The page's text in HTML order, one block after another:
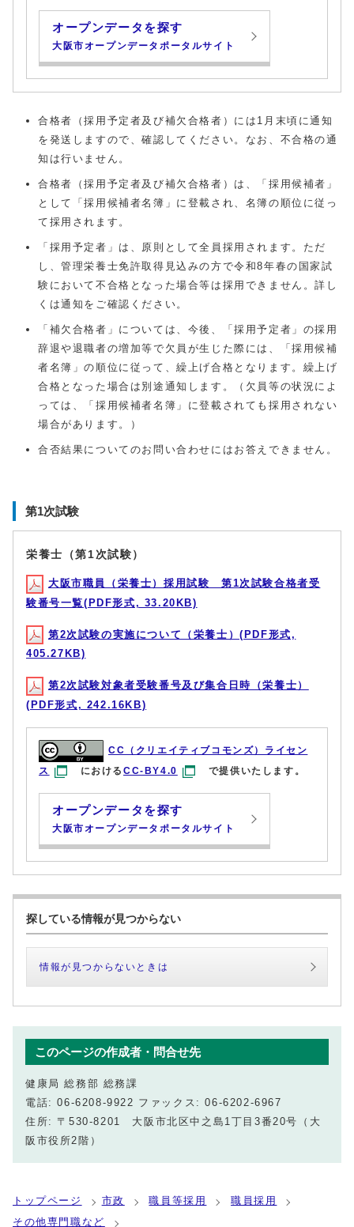
オープンデータを探す
大阪市オープンデータポータルサイト
合格者（採用予定者及び補欠合格者）には1月末頃に通知
を発送しますので、確認してください。なお、不合格の通
知は行いません。
合格者（採用予定者及び補欠合格者）は、「採用候補者」
として「採用候補者名簿」に登載され、名簿の順位に従っ
て採用されます。
「採用予定者」は、原則として全員採用されます。ただ
し、管理栄養士免許取得見込みの方で令和8年春の国家試
験において不合格となった場合等は採用できません。詳し
くは通知をご確認ください。
「補欠合格者」については、今後、「採用予定者」の採用
辞退や退職者の増加等で欠員が生じた際には、「採用候補
者名簿」の順位に従って、繰上げ合格となります。繰上げ
合格となった場合は別途通知します。（欠員等の状況によ
っては、「採用候補者名簿」に登載されても採用されない
場合があります。）
合否結果についてのお問い合わせにはお答えできません。
第1次試験
栄養士（第1次試験）
大阪市職員（栄養士）採用試験 第1次試験合格者受
験番号一覧(PDF形式, 33.20KB)
第2次試験の実施について（栄養士）(PDF形式,
405.27KB)
第2次試験対象者受験番号及び集合日時（栄養士）
(PDF形式, 242.16KB)
CC（クリエイティブコモンズ）ライセン
ス
におけるCC-BY4.0 で提供いたします。
オープンデータを探す
大阪市オープンデータポータルサイト
探している情報が見つからない
情報が見つからないときは
このページの作成者・問合せ先
健康局 総務部 総務課
電話: 06-6208-9922 ファックス: 06-6202-6967
住所: 〒530-8201 大阪市北区中之島1丁目3番20号（大
阪市役所2階）
トップページ 市政 職員等採用
職員採用
その他専門職など